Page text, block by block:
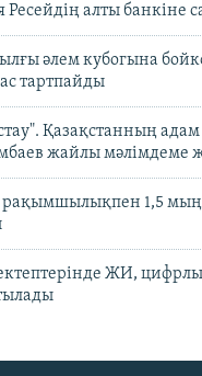
Ресейдің алты банкіне
әлем кубогына
тартпайды
Қазақстанның
жайлы мәлімдеме
рақымшылықпен 1,5
ЖИ,